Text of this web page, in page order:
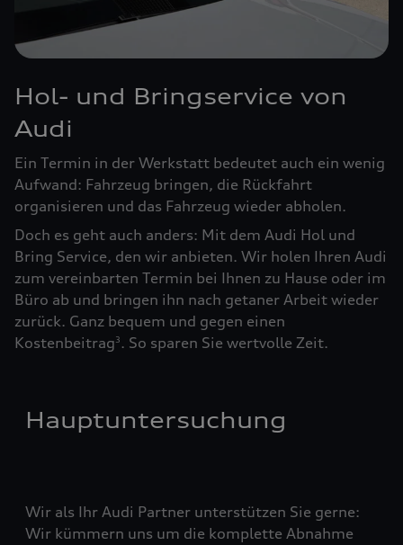
Hol- und Bringservice von
Audi
Ein Termin in der Werkstatt bedeutet auch ein wenig
Aufwand: Fahrzeug bringen, die Rückfahrt
organisieren und das Fahrzeug wieder abholen.
Doch es geht auch anders: Mit dem Audi Hol und
Bring Service, den wir anbieten. Wir holen Ihren Audi
zum vereinbarten Termin bei Ihnen zu Hause oder im
Büro ab und bringen ihn nach getaner Arbeit wieder
zurück. Ganz bequem und gegen einen
Kostenbeitrag3. So sparen Sie wertvolle Zeit.
Hauptuntersuchung
Wir als Ihr Audi Partner unterstützen Sie gerne:
Wir kümmern uns um die komplette Abnahme